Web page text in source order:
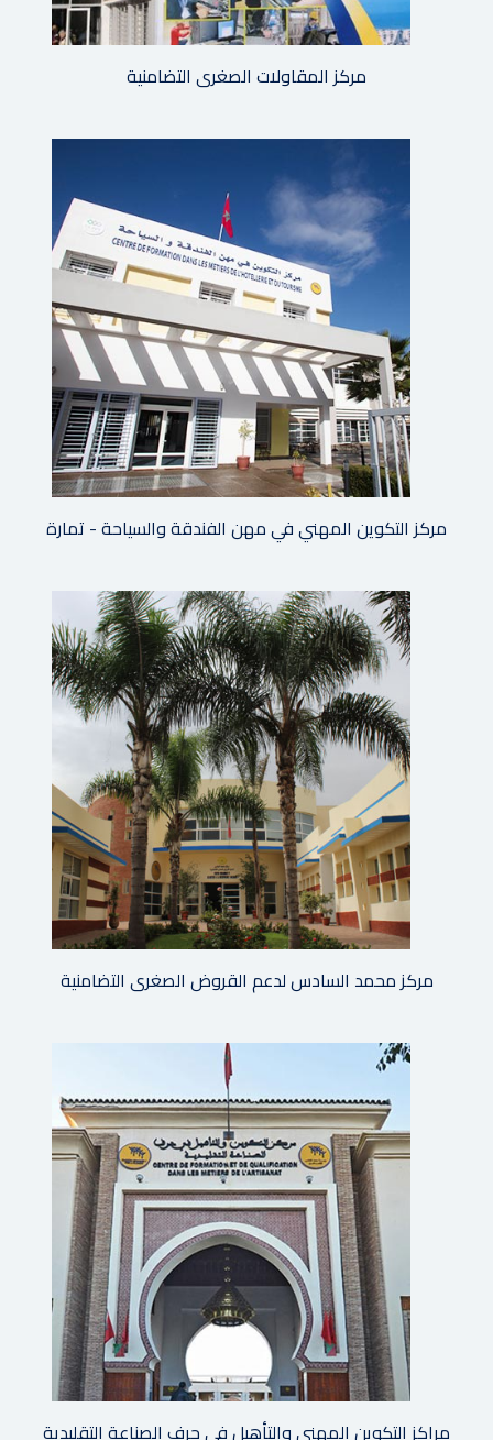
مركز المقاولات الصغرى التضامنية
مركز التكوين المهني في مهن الفندقة والسياحة - تمارة
مركز محمد السادس لدعم القروض الصغرى التضامنية
مراكز التكوين المهني والتأهيل في حرف الصناعة التقليدية